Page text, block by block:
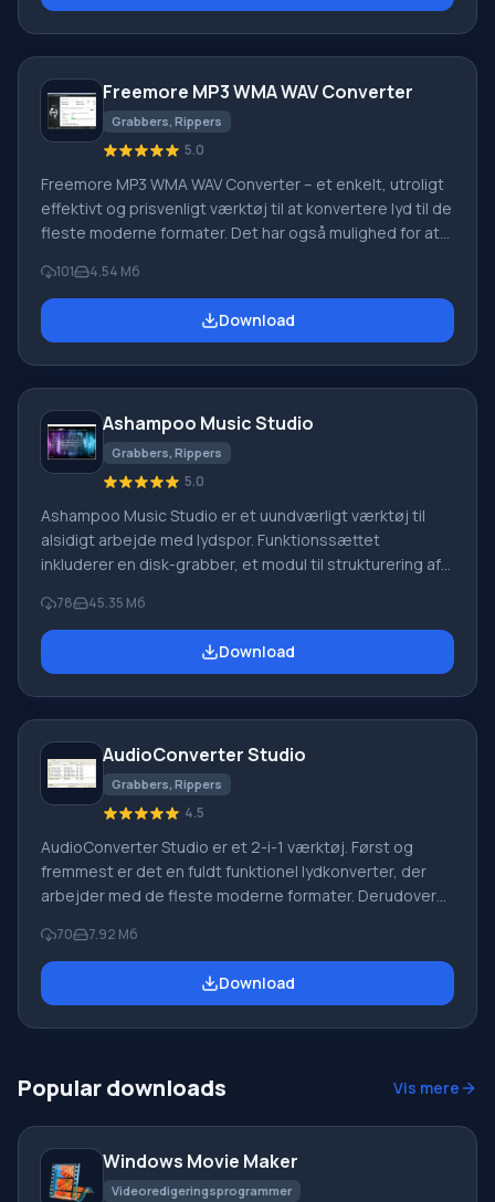
Freemore MP3 WMA WAV Converter
Grabbers, Rippers
5.0
Freemore MP3 WMA WAV Converter – et enkelt, utroligt
effektivt og prisvenligt værktøj til at konvertere lyd til de
fleste moderne formater. Det har også mulighed for at
ikke kvalitet og kan med succes bruges til forskellige
formål i fremtiden. Dette program vil hjælpe dig med for
evigt at glemme problemet med uoverensstemmende
101 4.54 Мб
Download
Ashampoo Music Studio
Grabbers, Rippers
5.0
Ashampoo Music Studio er et uundværligt værktøj til
alsidigt arbejde med lydspor. Funktionssættet
inkluderer en disk-grabber, et modul til strukturering af
DVD, samt support til lydoptagelse, gendannelse af
beskadigede dokumenter og en editor. Selv en
nybegynder kan hurtigt og effektivt digitalisere, arkivere
78 45.35 Мб
Download
AudioConverter Studio
Grabbers, Rippers
4.5
AudioConverter Studio er et 2-i-1 værktøj. Først og
fremmest er det en fuldt funktionel lydkonverter, der
arbejder med de fleste moderne formater. Derudover
ydeevne og enestående kvalitet. Dette værktøj er
designet til uerfarne brugere, der hurtigt vil fuldføre en
opgave uden at dykke ned i detaljerne. Dette lettes af
70 7.92 Мб
Download
Popular downloads Vis mere
Windows Movie Maker
Videoredigeringsprogrammer